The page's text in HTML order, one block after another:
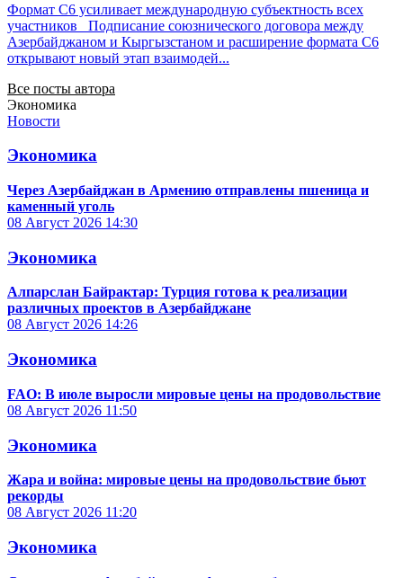
Формат С6 усиливает международную субъектность всех
участников Подписание союзнического договора между
Азербайджаном и Кыргызстаном и расширение формата С6
открывают новый этап взаимодей...
Все посты автора
Экономика
Новости
Экономика
Через Азербайджан в Армению отправлены пшеница и
каменный уголь
08 Август 2026 14:30
Экономика
Алпарслан Байрактар: Турция готова к реализации
различных проектов в Азербайджане
08 Август 2026 14:26
Экономика
FAO: В июле выросли мировые цены на продовольствие
08 Август 2026 11:50
Экономика
Жара и война: мировые цены на продовольствие бьют
рекорды
08 Август 2026 11:20
Экономика